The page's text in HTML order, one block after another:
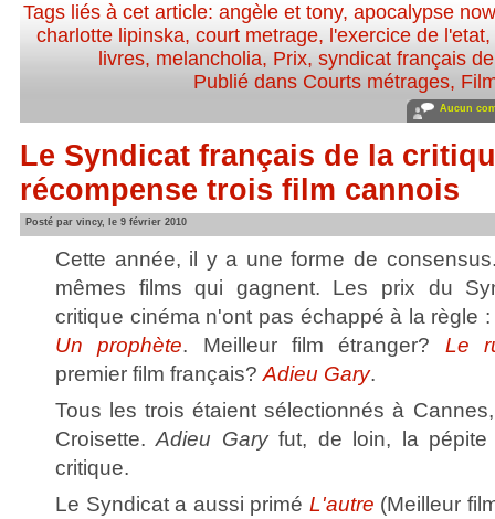
Tags liés à cet article:angèle et tony,apocalypse now
charlotte lipinska,court metrage, l'exercice de l'etat
livres, melancholia, Prix, syndicat français
Publié dans Courts métrages,
Aucun
Le Syndicat français de la
récompense trois film cannois
Posté par vincy, le 9 février 2010
Cette année, il y a une forme de
mêmes films qui gagnent. Les prix du
critique cinéma n'ont pas échappé à la règle
Un prophète. Meilleur film étranger? Le
premier film français? Adieu Gary.
Tous les trois étaient sélectionnés à
Croisette.Adieu Garyfut, de loin, la pépite
critique.
Le Syndicat a aussi primé L'autre (Meilleur